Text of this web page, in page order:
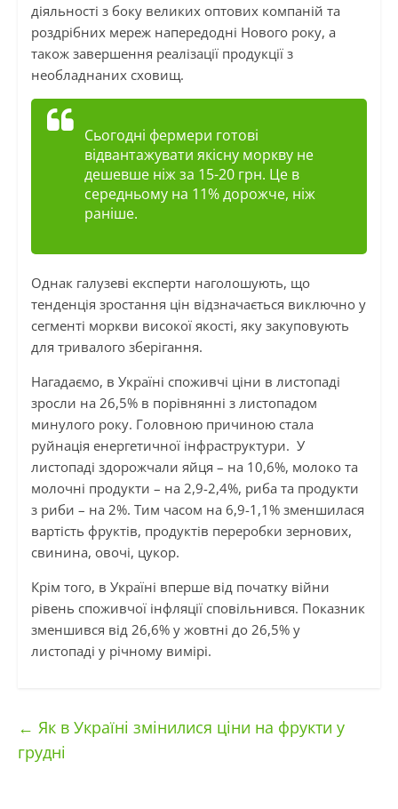
діяльності з боку великих оптових компаній та
роздрібних мереж напередодні Нового року, а
також завершення реалізації продукції з
необладнаних сховищ.
Сьогодні фермери готові
відвантажувати якісну моркву не
дешевше ніж за 15-20 грн. Це в
середньому на 11% дорожче, ніж
раніше.
Однак галузеві експерти наголошують, що
тенденція зростання цін відзначається виключно у
сегменті моркви високої якості, яку закуповують
для тривалого зберігання.
Нагадаємо, в Україні споживчі ціни в листопаді
зросли на 26,5% в порівнянні з листопадом
минулого року. Головною причиною стала
руйнація енергетичної інфраструктури. У
листопаді здорожчали яйця – на 10,6%, молоко та
молочні продукти – на 2,9-2,4%, риба та продукти
з риби – на 2%. Тим часом на 6,9-1,1% зменшилася
вартість фруктів, продуктів переробки зернових,
свинина, овочі, цукор.
Крім того, в Україні вперше від початку війни
рівень споживчої інфляції сповільнився. Показник
зменшився від 26,6% у жовтні до 26,5% у
листопаді у річному вимірі.
← Як в Україні змінилися ціни на фрукти у
грудні